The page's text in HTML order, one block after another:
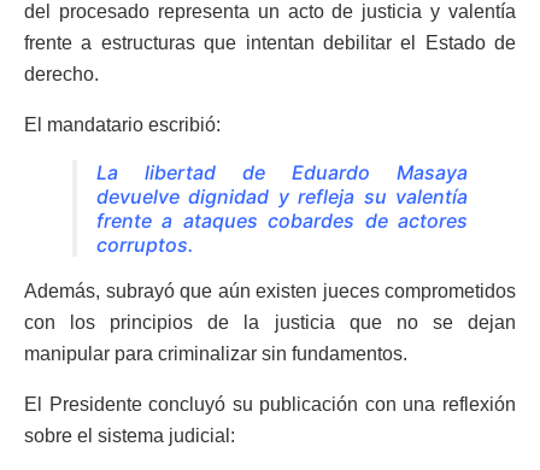
del procesado representa un acto de justicia y valentía
frente a estructuras que intentan debilitar el Estado de
derecho.
El mandatario escribió:
La libertad de Eduardo Masaya
devuelve dignidad y refleja su valentía
frente a ataques cobardes de actores
corruptos.
Además, subrayó que aún existen jueces comprometidos
con los principios de la justicia que no se dejan
manipular para criminalizar sin fundamentos.
El Presidente concluyó su publicación con una reflexión
sobre el sistema judicial: